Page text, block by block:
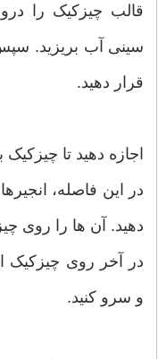
قالب چیزکیک را
قرار دهید.
اجازه دهید تا چیزکیک به مدت ۴
در این فاصله،
دهید. آن ها را روی
در آخر روی چیزکیک
و سرو کنید.